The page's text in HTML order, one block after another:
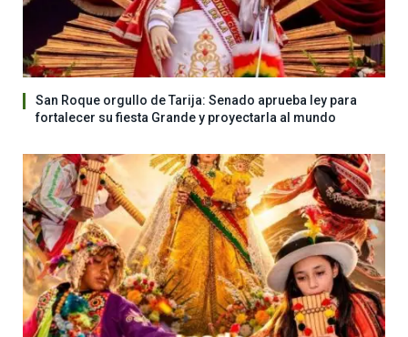
San Roque orgullo de Tarija: Senado aprueba ley para
fortalecer su fiesta Grande y proyectarla al mundo